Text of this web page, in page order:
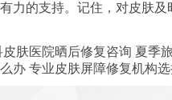
力的支持。记住，对皮肤
皮肤医院晒后修复咨询 夏季
办 专业皮肤屏障修复机构选